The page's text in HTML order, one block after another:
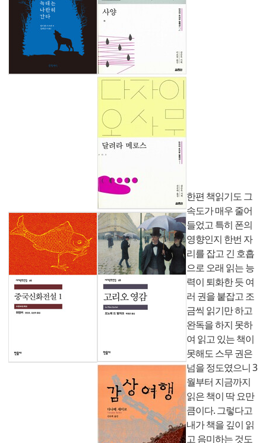
한편 책읽기도 그
속도가 매우 줄어
들었고 특히 폰의
영향인지 한번 자
리를 잡고 긴 호흡
으로 오래 읽는 능
력이 퇴화한 듯 여
러 권을 붙잡고 조
금씩 읽기만 하고
완독을 하지 못하
여 읽고 있는 책이
못해도 스무 권은
넘을 정도였으니 3
월부터 지금까지
읽은 책이 딱 요만
큼이다. 그렇다고
내가 책을 깊이 읽
고 음미하는 것도